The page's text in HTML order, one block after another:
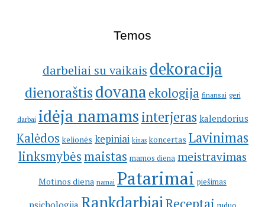
Temos
darbeliai su vaikais dekoracija
dienoraštisdovana ekologija finansai geri
darbai idėja namams interjeras kalendorius
Kalėdos kelionės kepiniai kinas koncertas Lavinimas
linksmybėsmaistas mamos diena meistravimas
Motinos diena namai Patarimai piešimas
psichologija Rankdarbiai Receptai